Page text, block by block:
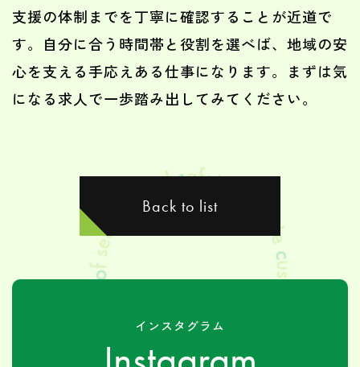
支援の体制までを丁寧に確認することが近道で
す。自分に合う時間帯と役割を選べば、地域の安
心を支える手応えある仕事になります。まずは気
になる求人で一歩踏み出してみてください。
Back to list
インスタグラム